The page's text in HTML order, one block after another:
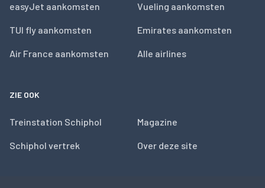
easyJet aankomsten
TUI fly aankomsten
Air France aankomsten
Vueling aankomsten
Emirates aankomsten
Alle airlines
ZIE OOK
Treinstation Schiphol
Schiphol vertrek
Magazine
Over deze site